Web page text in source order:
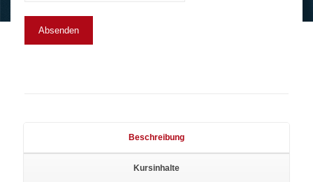
Beschreibung
Kursinhalte